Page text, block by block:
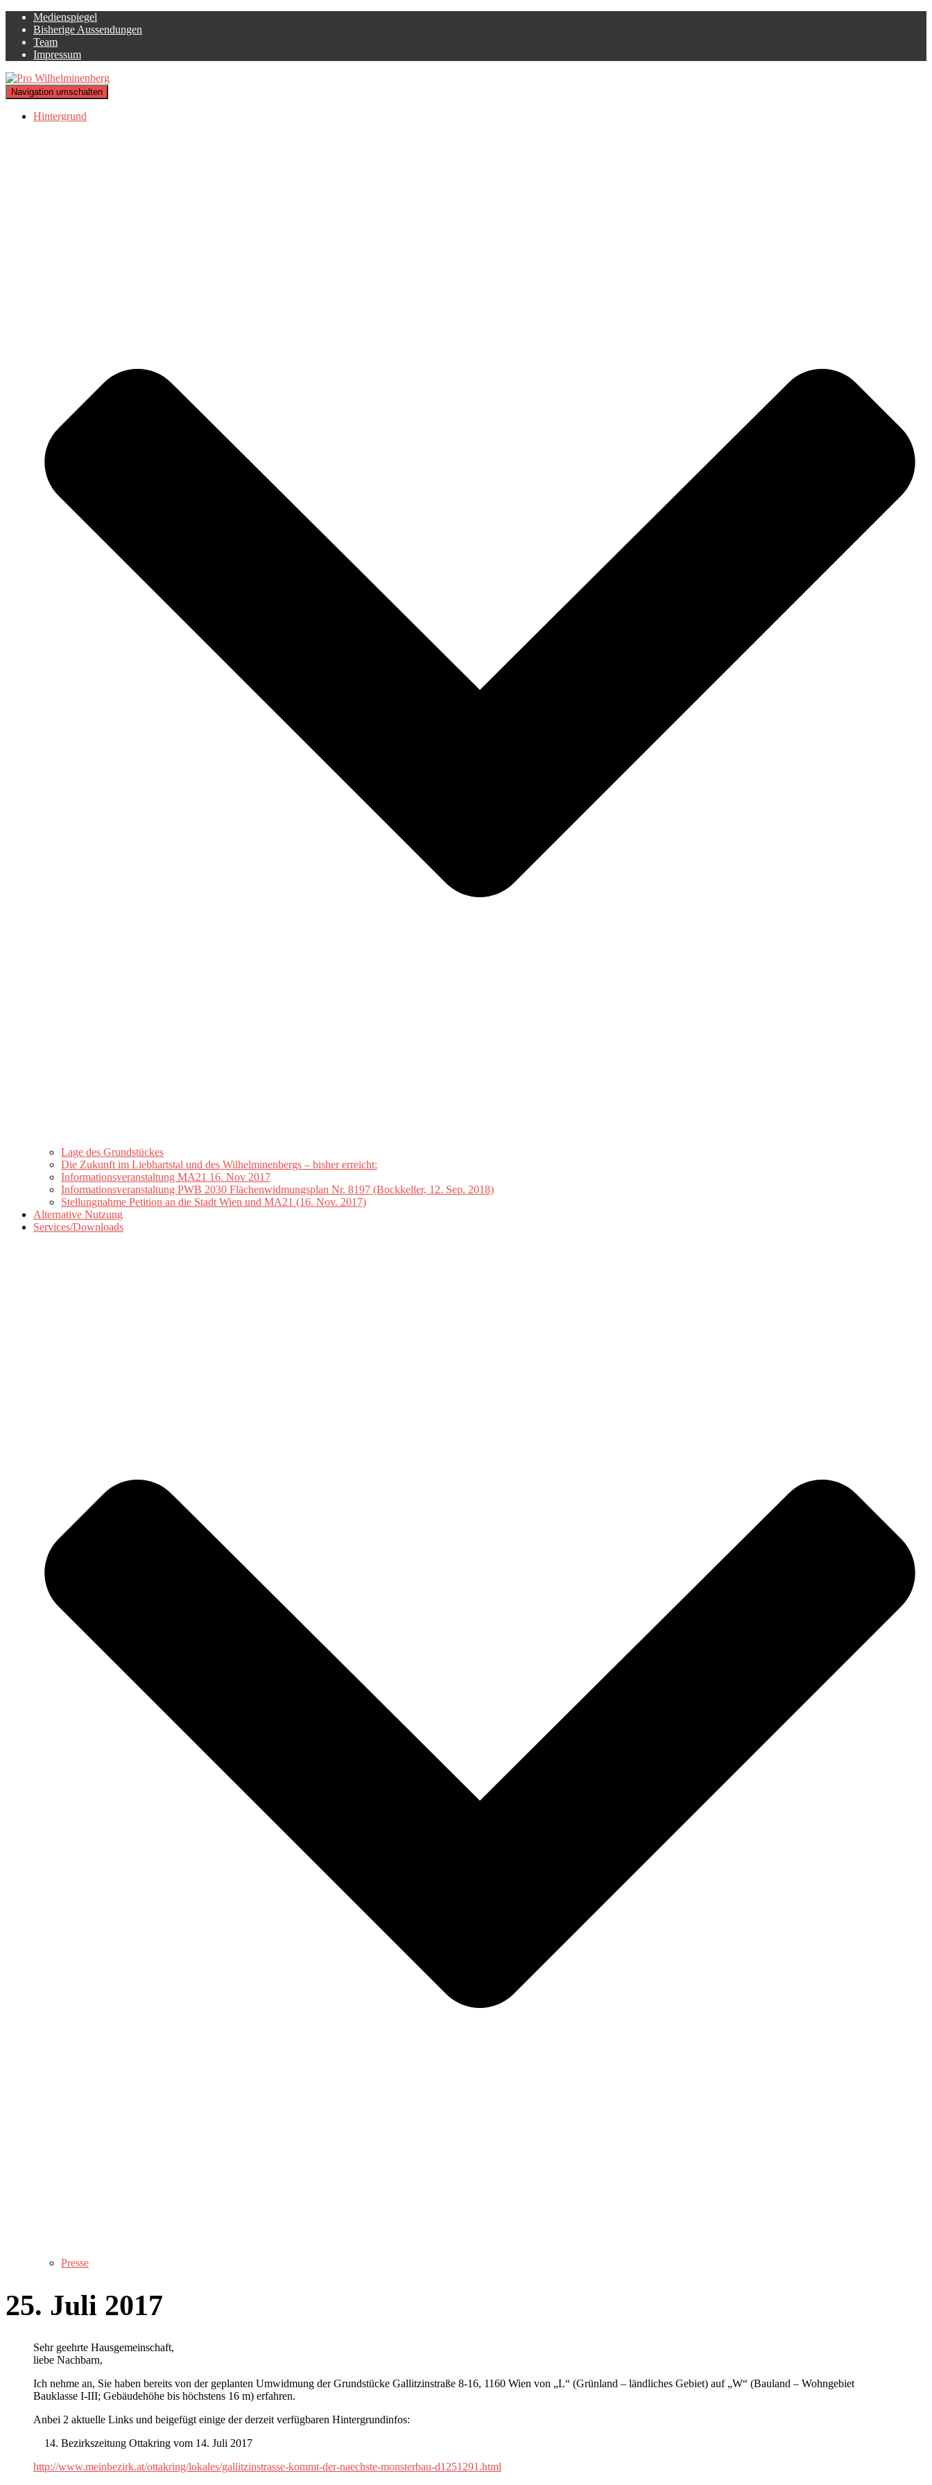
Medienspiegel
Bisherige Aussendungen
Team
Impressum
Navigation umschalten
Hintergrund
Lage des Grundstückes
Die Zukunft im Liebhartstal und des Wilhelminenbergs – bisher erreicht:
Informationsveranstaltung MA21 16. Nov 2017
Informationsveranstaltung PWB 2030 Flächenwidmungsplan Nr. 8197 (Bockkeller, 12. Sep. 2018)
Stellungnahme Petition an die Stadt Wien und MA21 (16. Nov. 2017)
Alternative Nutzung
Services/Downloads
Presse
25. Juli 2017
Sehr geehrte Hausgemeinschaft,
liebe Nachbarn,
Ich nehme an, Sie haben bereits von der geplanten Umwidmung der Grundstücke Gallitzinstraße 8-16, 1160 Wien von „L“ (Grünland – ländliches Gebiet) auf „W“ (Bauland – Wohngebiet
Bauklasse I-III; Gebäudehöhe bis höchstens 16 m) erfahren.
Anbei 2 aktuelle Links und beigefügt einige der derzeit verfügbaren Hintergrundinfos:
Bezirkszeitung Ottakring vom 14. Juli 2017
http://www.meinbezirk.at/ottakring/lokales/gallitzinstrasse-kommt-der-naechste-monsterbau-d1251291.html